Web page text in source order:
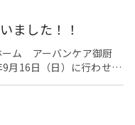
た。
width="700"] 消
練③[/caption] 日ご
入居者様 の安心・
や
も過ごしやすい毎日にな
頂けるようなお食事を提
います。 ブログ担当：栄養課 村上
width="700"] 敬
で、よろしければご覧下
頭[/caption] 白と、
ました！！
。 17日（月）
会のそれぞれの施設で